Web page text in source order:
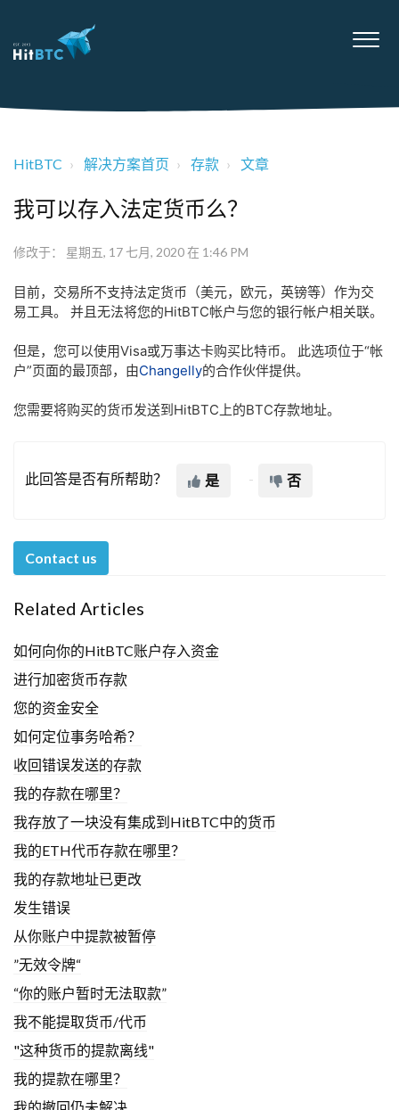
HitBTC 解决方案首页 存款 文章
我可以存入法定货币么？
修改于： 星期五, 17 七月, 2020 在 1:46 PM
目前，交易所不支持法定货币（美元，欧元，英镑等）作为交
易工具。 并且无法将您的HitBTC帐户与您的银行帐户相关联。
但是，您可以使用Visa或万事达卡购买比特币。 此选项位于“帐
户”页面的最顶部，由Changelly的合作伙伴提供。
您需要将购买的货币发送到HitBTC上的BTC存款地址。
此回答是否有所帮助？ 是 否
Contact us
Related Articles
如何向你的HitBTC账户存入资金
进行加密货币存款
您的资金安全
如何定位事务哈希？
收回错误发送的存款
我的存款在哪里？
我存放了一块没有集成到HitBTC中的货币
我的ETH代币存款在哪里？
我的存款地址已更改
发生错误
从你账户中提款被暂停
”无效令牌“
“你的账户暂时无法取款”
我不能提取货币/代币
"这种货币的提款离线"
我的提款在哪里？